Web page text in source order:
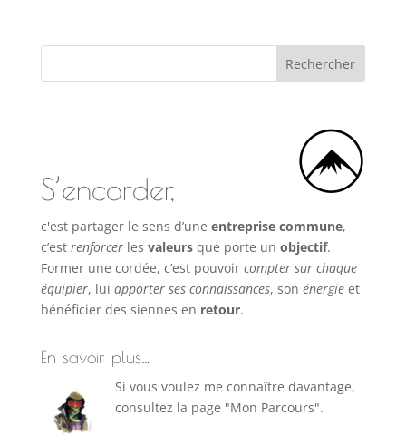
S’encorder,
c'est partager le sens d’une entreprise commune,
c’est renforcerles valeursque porte un objectif.
Former une cordée, c’est pouvoircompter sur chaque
équipier, lui apporter ses connaissances, son énergieet
bénéficier des siennes en retour.
En savoir plus…
Si vous voulez me connaître davantage,
consultez la page "Mon Parcours".